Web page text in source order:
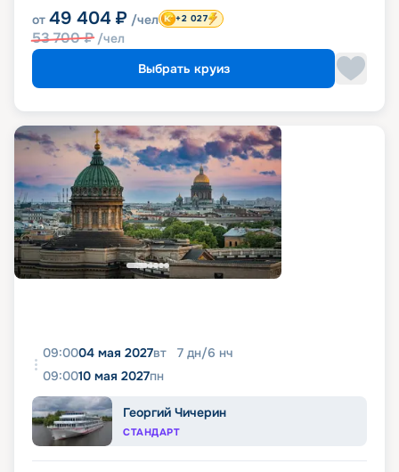
от 49 404 ₽ /чел
53 700₽ /чел
+2 027
Выбрать круиз
09:0004 мая 2027вт 7 дн/6 нч
09:0010 мая 2027пн
Георгий Чичерин
СТАНДАРТ